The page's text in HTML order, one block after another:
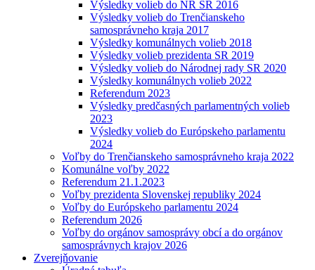
Výsledky volieb do NR SR 2016
Výsledky volieb do Trenčianskeho
samosprávneho kraja 2017
Výsledky komunálnych volieb 2018
Výsledky volieb prezidenta SR 2019
Výsledky volieb do Národnej rady SR 2020
Výsledky komunálnych volieb 2022
Referendum 2023
Výsledky predčasných parlamentných volieb
2023
Výsledky volieb do Európskeho parlamentu
2024
Voľby do Trenčianskeho samosprávneho kraja 2022
Komunálne voľby 2022
Referendum 21.1.2023
Voľby prezidenta Slovenskej republiky 2024
Voľby do Európskeho parlamentu 2024
Referendum 2026
Voľby do orgánov samosprávy obcí a do orgánov
samosprávnych krajov 2026
Zverejňovanie